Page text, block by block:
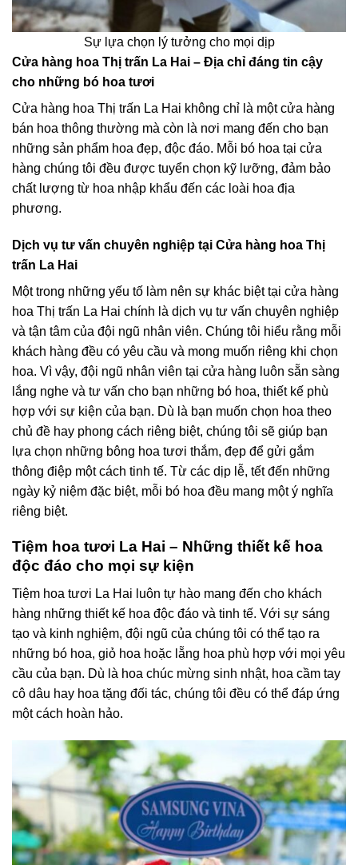
Sự lựa chọn lý tưởng cho mọi dịp
Cửa hàng hoa Thị trấn La Hai – Địa chỉ đáng tin cậy
cho những bó hoa tươi
Cửa hàng hoa Thị trấn La Hai không chỉ là một cửa hàng
bán hoa thông thường mà còn là nơi mang đến cho bạn
những sản phẩm hoa đẹp, độc đáo. Mỗi bó hoa tại cửa
hàng chúng tôi đều được tuyển chọn kỹ lưỡng, đảm bảo
chất lượng từ hoa nhập khẩu đến các loài hoa địa
phương.
Dịch vụ tư vấn chuyên nghiệp tại Cửa hàng hoa Thị
trấn La Hai
Một trong những yếu tố làm nên sự khác biệt tại cửa hàng
hoa Thị trấn La Hai chính là dịch vụ tư vấn chuyên nghiệp
và tận tâm của đội ngũ nhân viên. Chúng tôi hiểu rằng mỗi
khách hàng đều có yêu cầu và mong muốn riêng khi chọn
hoa. Vì vậy, đội ngũ nhân viên tại cửa hàng luôn sẵn sàng
lắng nghe và tư vấn cho bạn những bó hoa, thiết kế phù
hợp với sự kiện của bạn. Dù là bạn muốn chọn hoa theo
chủ đề hay phong cách riêng biệt, chúng tôi sẽ giúp bạn
lựa chọn những bông hoa tươi thắm, đẹp để gửi gắm
thông điệp một cách tinh tế. Từ các dịp lễ, tết đến những
ngày kỷ niệm đặc biệt, mỗi bó hoa đều mang một ý nghĩa
riêng biệt.
Tiệm hoa tươi La Hai – Những thiết kế hoa
độc đáo cho mọi sự kiện
Tiệm hoa tươi La Hai luôn tự hào mang đến cho khách
hàng những thiết kế hoa độc đáo và tinh tế. Với sự sáng
tạo và kinh nghiệm, đội ngũ của chúng tôi có thể tạo ra
những bó hoa, giỏ hoa hoặc lẵng hoa phù hợp với mọi yêu
cầu của bạn. Dù là hoa chúc mừng sinh nhật, hoa cầm tay
cô dâu hay hoa tặng đối tác, chúng tôi đều có thể đáp ứng
một cách hoàn hảo.